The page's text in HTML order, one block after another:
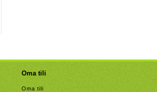
Oma tili
Oma tili